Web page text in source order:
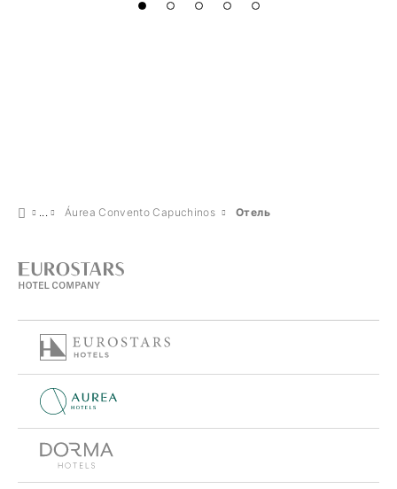
Áurea Convento Capuchinos Отель